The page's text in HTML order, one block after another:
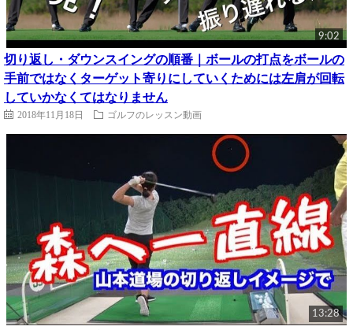
9:02
切り返し・ダウンスイングの順番｜ボールの打点をボールの
手前ではなくターゲット寄りにしていくためには左肩が回転
していかなくてはなりません
2018年11月18日 ゴルフのレッスン動画
13:28